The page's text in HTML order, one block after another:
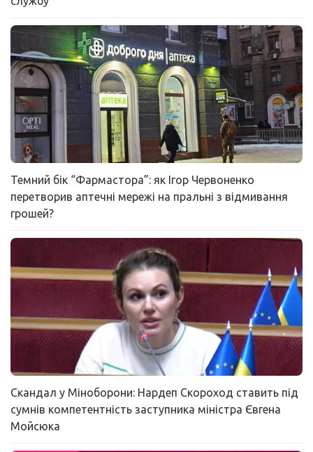
Темний бік “Фармастора”: як Ігор Червоненко
перетворив аптечні мережі на пральні з відмивання
грошей?
Скандал у Міноборони: Нардеп Скороход ставить під
сумнів компетентність заступника міністра Євгена
Мойсюка